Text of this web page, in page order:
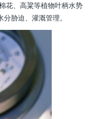
花、高粱等植物叶柄水势
胁迫、灌溉管理。